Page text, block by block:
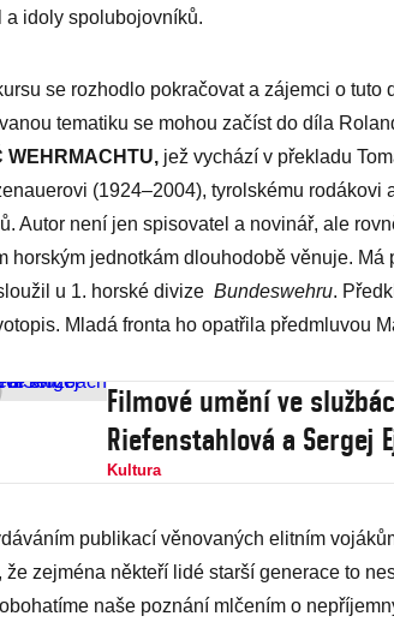
a idoly spolubojovníků.
se rozhodlo pokračovat a zájemci o tuto
tematiku se mohou začíst do díla
WEHRMACHTU, jež vychází v překladu
(1924–2004), tyrolskému rodákovi
Autor není jen spisovatel a novinář, ale
horským jednotkám dlouhodobě věnuje. Má
u 1. horské divize Bundeswehru.
Mladá fronta ho opatřila předmluvou
Filmové umění ve
Riefenstahlová a Sergej
Kultura
publikací věnovaných elitním
že zejména někteří lidé starší generace to
naše poznání mlčením o